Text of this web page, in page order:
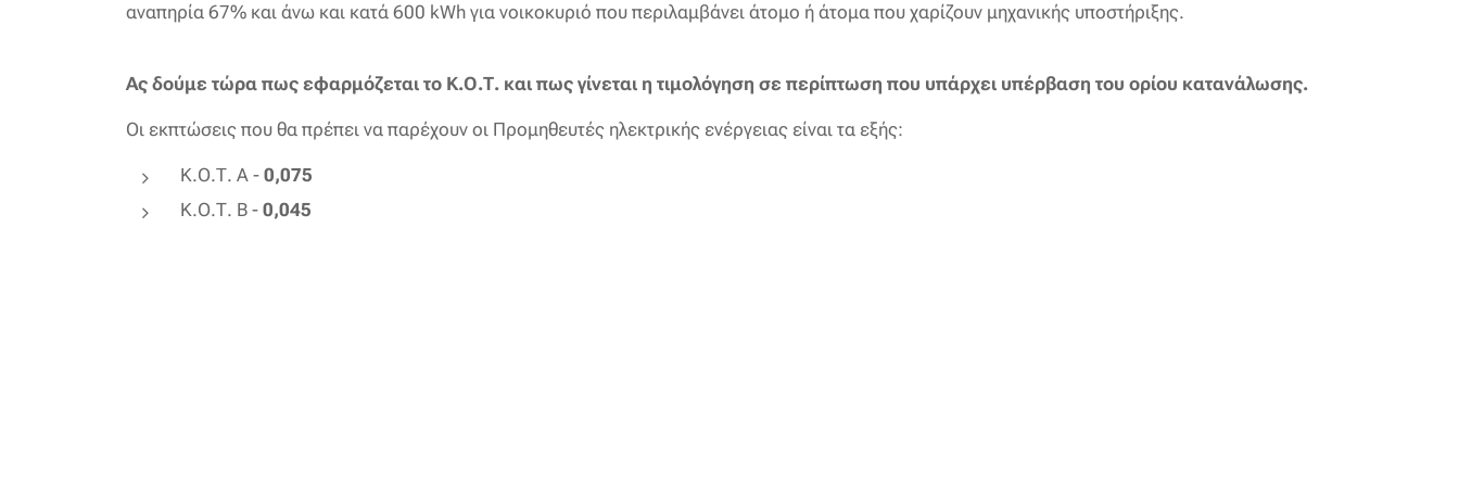
αναπηρία 67% και άνω και κατά 600 kWh για νοικοκυριό που περιλαμβάνει άτομο ή άτομα που χαρίζουν μηχανικής υποστήριξης.
Ας δούμε τώρα πως εφαρμόζεται το Κ.Ο.Τ. και πως γίνεται η τιμολόγηση σε περίπτωση που υπάρχει υπέρβαση του ορίου κατανάλωσης.
Οι εκπτώσεις που θα πρέπει να παρέχουν οι Προμηθευτές ηλεκτρικής ενέργειας είναι τα εξής:
Κ.Ο.Τ. Α - 0,075
Κ.Ο.Τ. Β - 0,045